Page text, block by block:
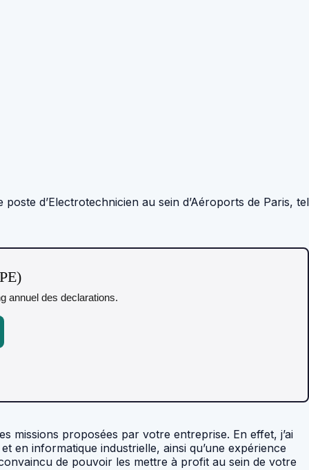
d’Electrotechnicien au sein d’Aéroports de Paris, tel
annuel des declarations.
missions proposées par votre entreprise. En effet, j’ai
en informatique industrielle, ainsi qu’une expérience
de pouvoir les mettre à profit au sein de votre